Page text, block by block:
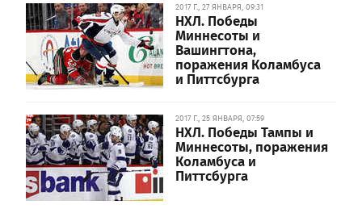
2017 Г., 27 ЯНВАРЯ, 09:31
НХЛ. Победы
Миннесоты и
Вашингтона,
поражения Коламбуса
и Питтсбурга
2017 Г., 25 ЯНВАРЯ, 07:59
НХЛ. Победы Тампы и
Миннесоты, поражения
Коламбуса и
Питтсбурга